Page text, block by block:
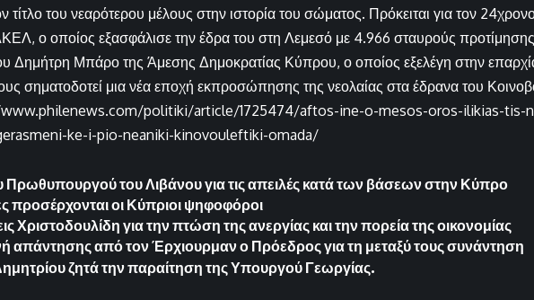
τίτλο του νεαρότερου μέλους στην ιστορία του σώματος. Πρόκειται για τον
ο οποίος εξασφάλισε την έδρα του στη Λεμεσό με 4.966 σταυρούς
Δημήτρη Μπάρο της Άμεσης Δημοκρατίας Κύπρου, ο οποίος εξελέγη στην
σηματοδοτεί μια νέα εποχή εκπροσώπησης της νεολαίας στα έδρανα του
politiki/article/1725474/aftos-ine-o-mesos-oros-ilikias-tis-
ke-i-pio-neaniki-kinovouleftiki-omada/
Πρωθυπουργού του Λιβάνου για τις απειλές κατά των βάσεων στην Κύπρο
προσέρχονται οι Κύπριοι ψηφοφόροι
Χριστοδουλίδη για την πτώση της ανεργίας και την πορεία της οικονομίας
απάντησης από τον Έρχιουρμαν ο Πρόεδρος για τη μεταξύ τους συνάντηση
ζητά την παραίτηση της Υπουργού Γεωργίας.